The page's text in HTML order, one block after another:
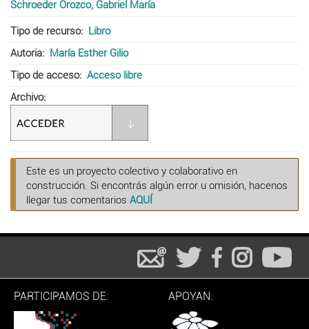
Schroeder Orozco, Gabriel María
Tipo de recurso
Libro
Autoria
María Esther Gilio
Tipo de acceso
Acceso libre
Archivo
Este es un proyecto colectivo y colaborativo en
construcción. Si encontrás algún error u omisión, hacenos
llegar tus comentarios AQUÍ
PARTICIPAMOS DE: APOYAN: